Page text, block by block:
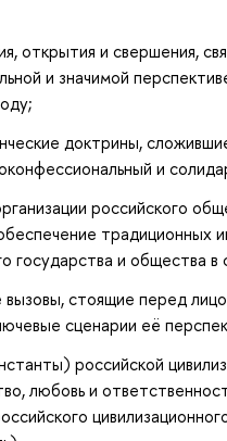
открытия и свершения,
и значимой
доктрины,
и
российского
традиционных
государства и общества
стоящие перед
сценарии её
российской
любовь и